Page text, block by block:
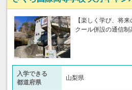
【楽しく学び、将
クール併設の通信制
入学できる
都道府県
山梨県